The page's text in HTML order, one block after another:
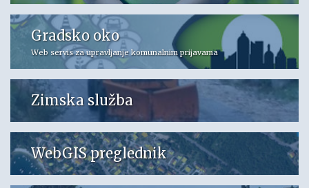
Gradsko oko
Web servis za upravljanje komunalnim prijavama
Zimska služba
WebGIS preglednik